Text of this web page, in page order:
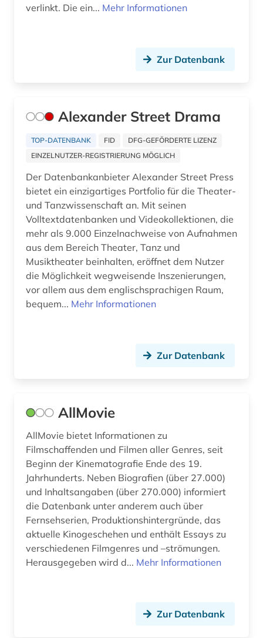
fid (1)
fid darstellende kunst (5)
fid jüdische studien (1)
fid musikwissenschaft (1)
fid ost-, ostmittel- und südosteuropa (5)
fid slawistik (1)
film (64)
filmarchiv (3)
filmmusik (1)
filmografie (1)
filmoteca de la unam in mexico city (1)
filmplakate (1)
filmschaffender (1)
filmtechnik (1)
filmverleih (1)
verlinkt. Die ein... Mehr Informationen
Zur Datenbank
Alexander Street Drama
TOP-DATENBANK FID
DFG-GEFÖRDERTE LIZENZ
EINZELNUTZER-REGISTRIERUNG MÖGLICH
Der Datenbankanbieter Alexander Street Press
bietet ein einzigartiges Portfolio für die Theater-
und Tanzwissenschaft an. Mit seinen
Volltextdatenbanken und Videokollektionen, die
mehr als 9.000 Einzelnachweise von Aufnahmen
aus dem Bereich Theater, Tanz und
Musiktheater beinhalten, eröffnet dem Nutzer
die Möglichkeit wegweisende Inszenierungen,
vor allem aus dem englischsprachigen Raum,
bequem... Mehr Informationen
Zur Datenbank
AllMovie
AllMovie bietet Informationen zu
Filmschaffenden und Filmen aller Genres, seit
Beginn der Kinematografie Ende des 19.
Jahrhunderts. Neben Biografien (über 27.000)
und Inhaltsangaben (über 270.000) informiert
die Datenbank unter anderem auch über
Fernsehserien, Produktionshintergründe, das
aktuelle Kinogeschehen und enthält Essays zu
verschiedenen Filmgenres und –strömungen.
Herausgegeben wird d... Mehr Informationen
Zur Datenbank